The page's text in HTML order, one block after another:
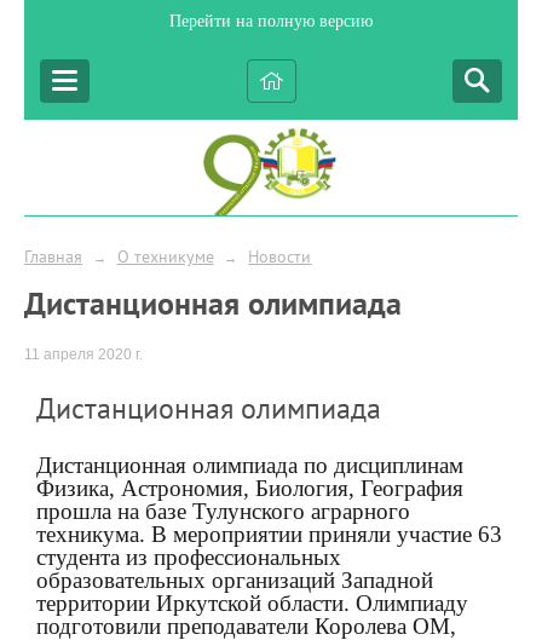
Перейти на полную версию
Главная → О техникуме → Новости
Дистанционная олимпиада
11 апреля 2020 г.
Дистанционная олимпиада
Дистанционная олимпиада по дисциплинам
Физика, Астрономия, Биология, География
прошла на базе Тулунского аграрного
техникума. В мероприятии приняли участие 63
студента из профессиональных
образовательных организаций Западной
территории Иркутской области. Олимпиаду
подготовили преподаватели Королева ОМ,